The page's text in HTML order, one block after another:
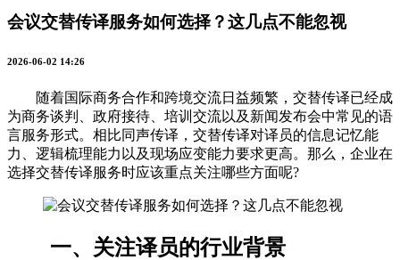
会议交替传译服务如何选择？这几点不能忽视
2026-06-02 14:26
随着国际商务合作和跨境交流日益频繁，交替传译已经成
为商务谈判、政府接待、培训交流以及新闻发布会中常见的语
言服务形式。相比同声传译，交替传译对译员的信息记忆能
力、逻辑梳理能力以及现场应变能力要求更高。那么，企业在
选择交替传译服务时应该重点关注哪些方面呢?
一、关注译员的行业背景